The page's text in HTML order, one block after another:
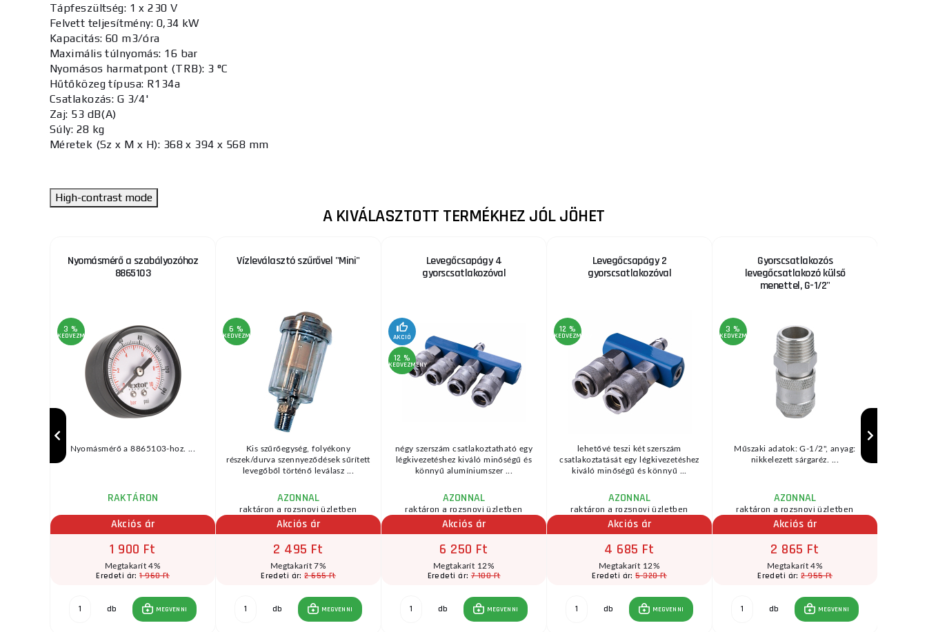
Tápfeszültség: 1 x 230 V
Felvett teljesítmény: 0,34 kW
Kapacitás: 60 m3/óra
Maximális túlnyomás: 16 bar
Nyomásos harmatpont (TRB): 3 °C
Hűtőközeg típusa: R134a
Csatlakozás: G 3/4'
Zaj: 53 dB(A)
Súly: 28 kg
Méretek (Sz x M x H): 368 x 394 x 568 mm
High-contrast mode
A KIVÁLASZTOTT TERMÉKHEZ JÓL JÖHET
Nyomásmérő a szabályozóhoz
8865103
3 %
KEDVEZMÉNY
Nyomásmérő a 8865103-hoz. ...
RAKTÁRON
Akciós ár
1 900 Ft
Megtakarít 4%
Eredeti ár:1 960 Ft
db MEGVENNI
Vízleválasztó szűrővel "Mini"
6 %
KEDVEZMÉNY
Kis szűrőegység, folyékony
részek/durva szennyeződések sűrített
levegőből történő leválasz ...
AZONNAL
raktáron a rozsnovi üzletben
Akciós ár
2 495 Ft
Megtakarít 7%
Eredeti ár:2 655 Ft
db MEGVENNI
Levegőcsapágy 4
gyorscsatlakozóval
AKCIÓ
12 %
KEDVEZMÉNY
négy szerszám csatlakoztatható egy
légkivezetéshez kiváló minőségű és
könnyű alumíniumszer ...
AZONNAL
raktáron a rozsnovi üzletben
Akciós ár
6 250 Ft
Megtakarít 12%
Eredeti ár:7 100 Ft
db MEGVENNI
Levegőcsapágy 2
gyorscsatlakozóval
12 %
KEDVEZMÉNY
lehetővé teszi két szerszám
csatlakoztatását egy légkivezetéshez
kiváló minőségű és könnyű ...
AZONNAL
raktáron a rozsnovi üzletben
Akciós ár
4 685 Ft
Megtakarít 12%
Eredeti ár:5 320 Ft
db MEGVENNI
Gyorscsatlakozós
levegőcsatlakozó külső
menettel, G-1/2"
3 %
KEDVEZMÉNY
Műszaki adatok: G-1/2", anyag:
nikkelezett sárgaréz. ...
AZONNAL
raktáron a rozsnovi üzletben
Akciós ár
2 865 Ft
Megtakarít 4%
Eredeti ár:2 955 Ft
db MEGVENNI